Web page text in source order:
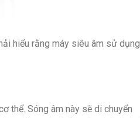
hiểu rằng máy siêu âm sử dụng
thể. Sóng âm này sẽ di chuyển